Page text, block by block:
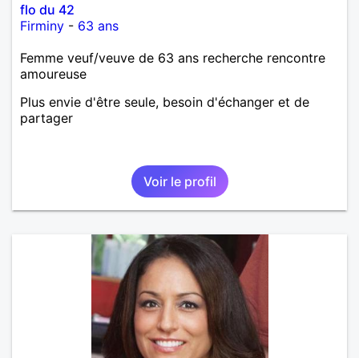
flo du 42
Firminy - 63 ans
Femme veuf/veuve de 63 ans recherche rencontre
amoureuse
Plus envie d'être seule, besoin d'échanger et de
partager
Voir le profil